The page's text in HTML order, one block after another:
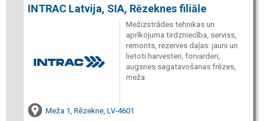
INTRAC Latvija, SIA, Rēzeknes filiāle
Mežizstrādes tehnikas un
aprīkojuma tirdzniecība, serviss,
remonts, rezerves daļas: jauni un
lietoti harvesteri, forvarderi,
augsnes sagatavošanas frēzes,
meža
Meža 1, Rēzekne, LV-4601